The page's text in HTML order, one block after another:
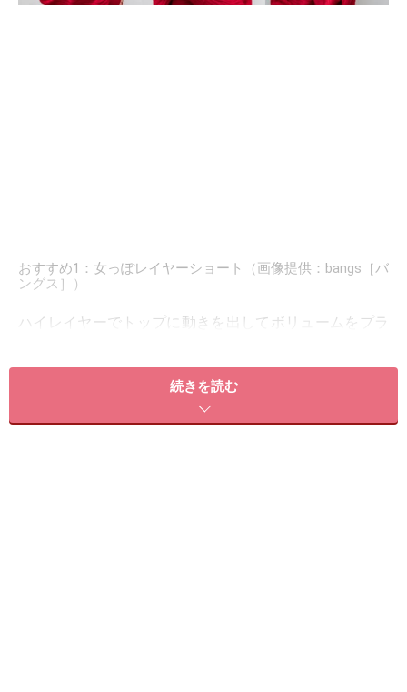
おすすめ1：女っぽレイヤーショート（画像提供：bangs［バ
ングス］）
ハイレイヤーでトップに動きを出してボリュームをプラ
ト感のあるスタイリング剤でまとめ、自然な色気を表
現。毛先はランダムに外ハネを作って、アクティブな表
続きを読む